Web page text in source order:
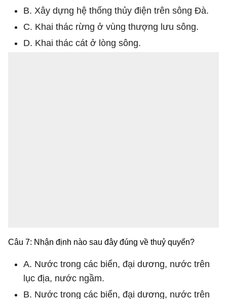
B. Xây dựng hệ thống thủy điện trên sông Đà.
C. Khai thác rừng ở vùng thượng lưu sông.
D. Khai thác cát ở lòng sông.
Câu 7: Nhận định nào sau đây đúng về thuỷ quyển?
A. Nước trong các biển, đại dương, nước trên
lục địa, nước ngầm.
B. Nước trong các biển, đại dương, nước trên